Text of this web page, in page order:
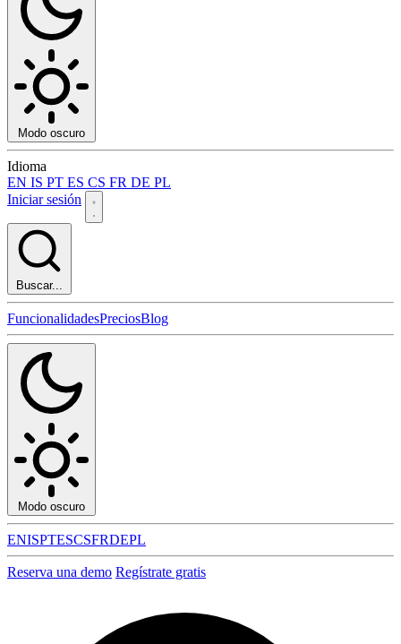
Modo oscuro
Idioma
EN IS PT ES CS FR DE PL
Iniciar sesión
Buscar...
FuncionalidadesPreciosBlog
Modo oscuro
ENISPTESCSFRDEPL
Reserva una demo Regístrate gratis